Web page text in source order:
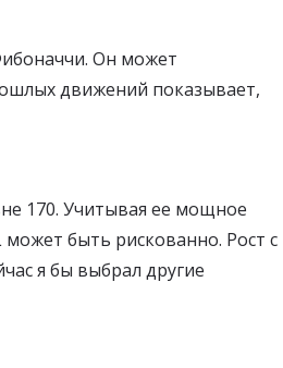
Он может
движений показывает,
170. Учитывая ее мощное
быть рискованно. Рост с
я бы выбрал другие